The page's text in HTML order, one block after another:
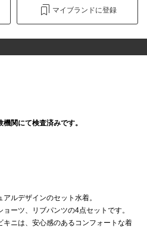
マイブランドに登録
関にて検査済みです。
ルデザインのセット水着。
ーツ、リブパンツの4点セットです。
ニは、安心感のあるコンフォートな着